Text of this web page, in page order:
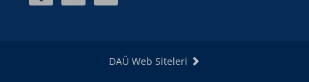
DAÜ Web Siteleri